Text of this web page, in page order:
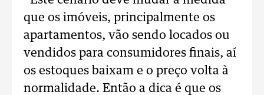
que os imóveis, principalmente os
apartamentos, vão sendo locados ou
vendidos para consumidores finais, aí
os estoques baixam e o preço volta à
normalidade. Então a dica é que os